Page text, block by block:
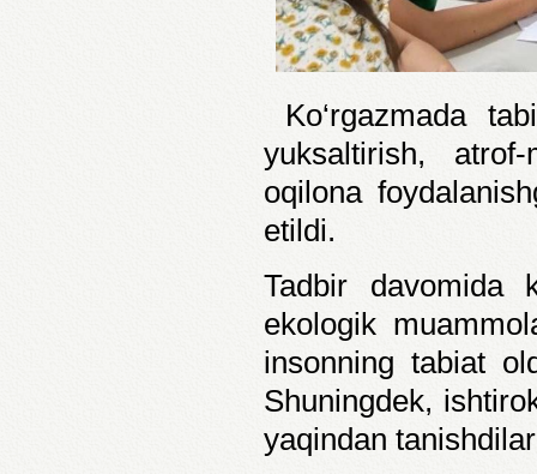
Ko‘rgazmada
yuksaltirish,
oqilona
etildi.
Tadbir davomida
ekologik
insonning tabiat
Shuningdek,
yaqindan